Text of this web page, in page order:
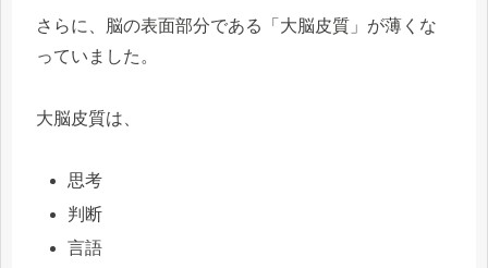
さらに、脳の表面部分である「大脳皮質」が薄くな
っていました。
大脳皮質は、
思考
判断
言語